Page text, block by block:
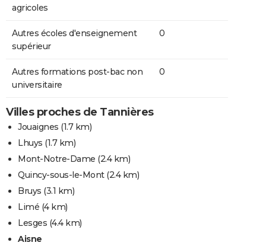
agricoles
Autres écoles d'enseignement
supérieur
0
Autres formations post-bac non
universitaire
0
Villes proches de Tannières
Jouaignes (1.7 km)
Lhuys (1.7 km)
Mont-Notre-Dame (2.4 km)
Quincy-sous-le-Mont(2.4 km)
Bruys (3.1 km)
Limé (4 km)
Lesges (4.4 km)
Aisne